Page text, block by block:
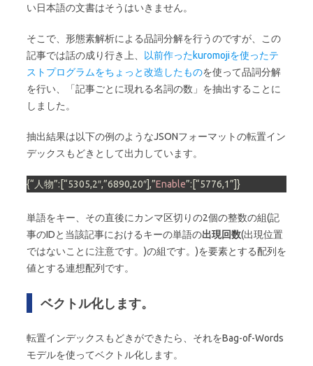
い日本語の文書はそうはいきません。
そこで、形態素解析による品詞分解を行うのですが、この
記事では話の成り行き上、
以前作ったkuromojiを使ったテ
ストプログラムをちょっと改造したものを使って品詞分解
を行い、「記事ごとに現れる名詞の数」を抽出することに
しました。
抽出結果は以下の例のようなJSONフォーマットの転置イン
デックスもどきとして出力しています。
{“人物”: [“5305,2″,”6890,20″],”Enable”: [“5776,1”]}
単語をキー、その直後にカンマ区切りの2個の整数の組(記
事のIDと当該記事におけるキーの単語の出現回数(出現位置
ではないことに注意です。)の組です。)を要素とする配列を
値とする連想配列です。
ベクトル化します。
転置インデックスもどきができたら、それをBag-of-Words
モデルを使ってベクトル化します。